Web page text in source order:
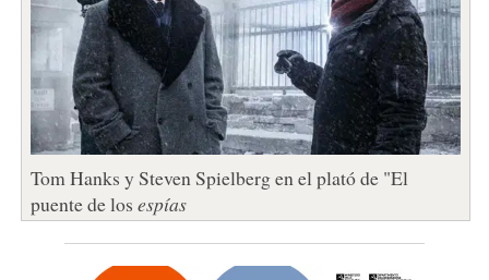
Tom Hanks y Steven Spielberg en el plató de "El
puente de los espías